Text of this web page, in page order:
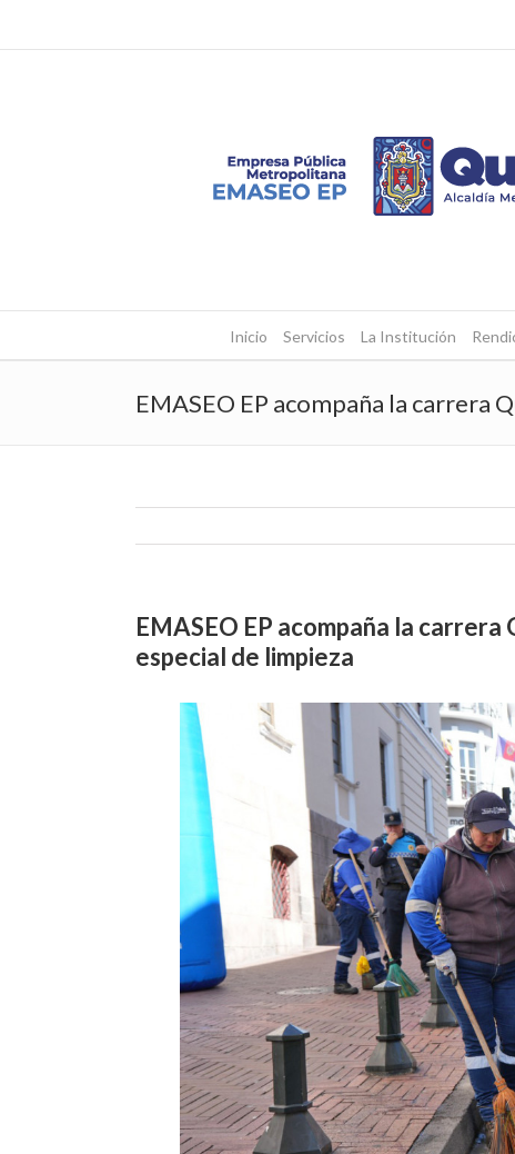
Inicio Servicios La Institución
EMASEO EP acompaña la carrera
EMASEO EP acompaña la
especial de limpieza